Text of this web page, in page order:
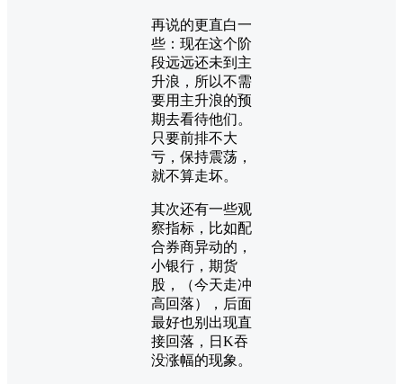
再说的更直白一
些：现在这个阶
段远远还未到主
升浪，所以不需
要用主升浪的预
期去看待他们。
只要前排不大
亏，保持震荡，
就不算走坏。
其次还有一些观
察指标，比如配
合券商异动的，
小银行，期货
股，（今天走冲
高回落），后面
最好也别出现直
接回落，日K吞
没涨幅的现象。